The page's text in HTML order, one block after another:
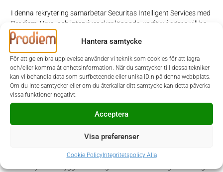
Hantera samtycke
För att ge en bra upplevelse använder vi teknik som cookies för att lagra
och/eller komma åt enhetsinformation. När du samtycker till dessa tekniker
kan vi behandla data som surfbeteende eller unika ID:n på denna webbplats.
Om du inte samtycker eller om du återkallar ditt samtycke kan detta påverka
vissa funktioner negativt.
Acceptera
Visa preferenser
Cookie PolicyIntegritetspolicy Alla
I denna rekrytering samarbetar Securitas Intelligent Services med
Prodiem. Urval och intervjuer sker löpande, varför vi gärna vill ha
din ansökan så snart som möjligt. Ansökan sker via Prodiems
hemsidawww.prodiem.se. Vid frågor kontaktar du Agnes Hallén
på Prodiem, tfn 073-388 22 62 eller Sofia Gleistedt, tfn 073-344
22 86.
Välkommen med din ansökan!
Securitas är en global kunskapsledare inom säkerhet. Securitas har
kunder av alla storlekar, inom många olika branscher och
kundsegment. Vi baserar våra säkerhetslösningar på kundens
mobil bevakning och fjärrbevakning, teknik- och säkerhetslösningar,